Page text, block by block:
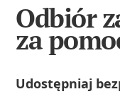
Odbiór
za
Udostępniaj